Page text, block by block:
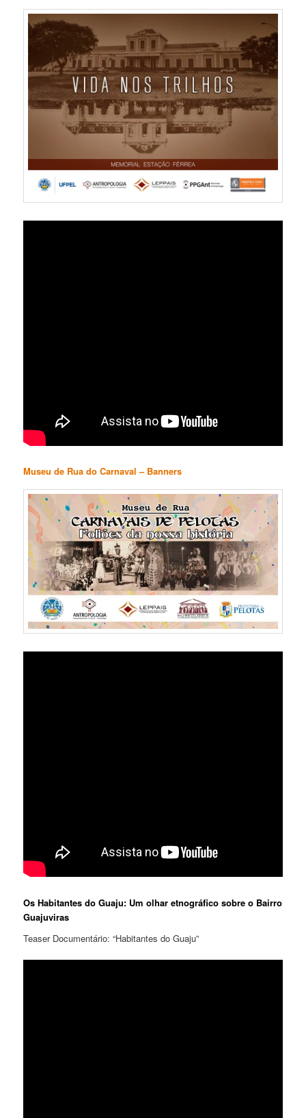
Museu de Rua do Carnaval – Banners
Os Habitantes do Guaju: Um olhar etnográfico sobre o Bairro
Guajuviras
Teaser Documentário: “Habitantes do Guaju”